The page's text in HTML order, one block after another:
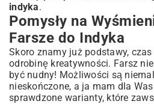
indyka.
Pomysły na
Farsze do Indyka
Skoro znamy już podstawy, czas
odrobinę kreatywności. Farsz
być nudny! Możliwości są niemal
nieskończone, a ja mam dla
sprawdzone warianty, które